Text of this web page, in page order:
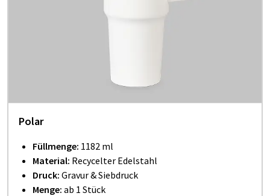
Polar
Füllmenge: 1182 ml
Material: Recycelter Edelstahl
Druck: Gravur & Siebdruck
Menge: ab 1 Stück